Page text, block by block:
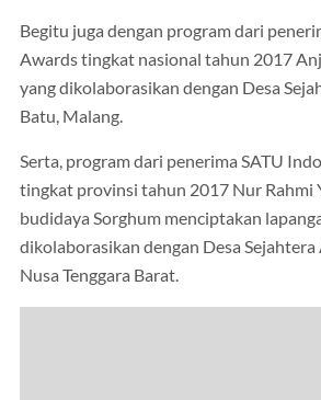
Begitu juga dengan program dari
Awards tingkat nasional tahun 2017
yang dikolaborasikan dengan Desa
Batu, Malang.
Serta, program dari penerima SATU
tingkat provinsi tahun 2017 Nur Rahmi
budidaya Sorghum menciptakan
dikolaborasikan dengan Desa
Nusa Tenggara Barat.